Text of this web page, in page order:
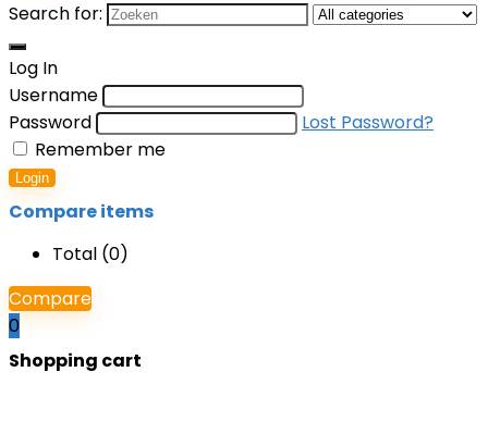
Search for:
Log In
Username
Password
Lost Password?
Remember me
Login
Compare items
Total (0)
Compare
0
Shopping cart